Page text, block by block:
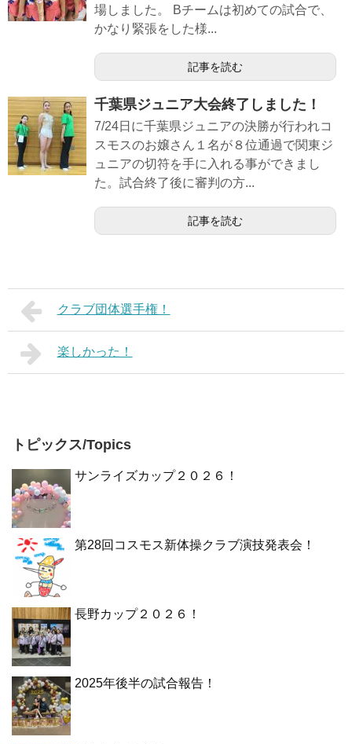
場しました。 Bチームは初めての試合で、
かなり緊張をした様...
記事を読む
千葉県ジュニア大会終了しました！
7/24日に千葉県ジュニアの決勝が行われコ
スモスのお嬢さん１名が８位通過で関東ジ
ュニアの切符を手に入れる事ができまし
た。試合終了後に審判の方...
記事を読む
クラブ団体選手権！
楽しかった！
トピックス/Topics
サンライズカップ２０２６！
第28回コスモス新体操クラブ演技発表会！
長野カップ２０２６！
2025年後半の試合報告！